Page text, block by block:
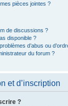
pièces jointes ?
de discussions ?
disponible ?
d’abus ou
du forum ?
et d’inscription
?